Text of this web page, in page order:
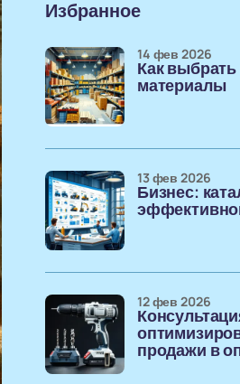
Избранное
Как
материалы
14 фев 2026
Бизнес:
13 фев 2026
продажи в
12 фев 2026